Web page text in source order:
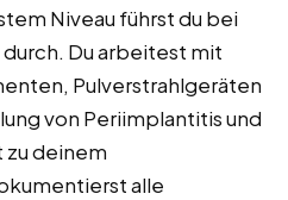
Niveau führst du bei
Du arbeitest mit
Pulverstrahlgeräten
von Periimplantitis und
deinem
alle